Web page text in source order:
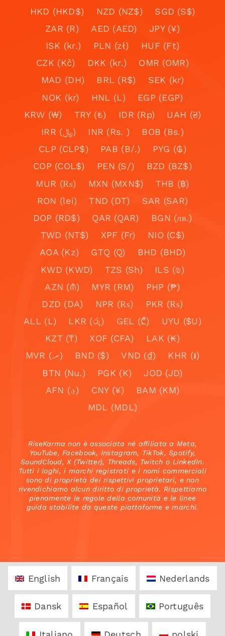
HKD (HKD$)
NZD (NZ$)
SGD (S$)
ZAR (R)
AED (AED)
JPY (¥)
ISK (kr.)
PLN (zł)
HUF (Ft)
CZK (Kč)
DKK (kr.)
OMR (OMR)
MAD (DH)
BRL (R$)
SEK (kr)
NOK (kr)
HNL (L)
EGP (EGP)
KRW (₩)
TRY (₺) IDR (Rp)
UAH (₴)
IRR (﷼)
INR (Rs. )
BOB (Bs.)
CLP (CLP$)
PAB (B/.)
PYG (₲)
COP (COL$)
PEN (S/)
BZD (BZ$)
MUR (₨)
MXN (MXN$)
THB (฿)
RON (lei)
TND (DT)
SAR (SAR)
DOP (RD$)
QAR (QAR)
BGN (лв.)
TWD (NT$)
XPF (Fr)
NIO (C$)
AOA (Kz)
GTQ (Q)
BHD (BHD)
KWD (KWD)
TZS (Sh)
ILS (₪)
AZN (₼)
MYR (RM)
PHP (₱)
DZD (DA)
NPR (₨)
PKR (₨)
ALL (L)
LKR (රු) GEL (₾)
UYU ($U)
KZT (₸)
XOF (CFA)
LAK (₭)
MVR (.ރ)
BND ($) VND (₫)
KHR (៛)
BTN (Nu.)
PGK (K)
JOD (JD)
AFN (؋)
CNY (¥)
BAM (KM)
MDL (MDL)
RiseKarma non è associata né affiliata a Meta,
YouTube, Facebook, Instagram, TikTok, Spotify,
SoundCloud, X (Twitter), Threads, Twitch o LinkedIn.
Tutti i loghi, i marchi registrati e i nomi commerciali
sono di proprietà dei rispettivi proprietari, e non
rivendichiamo alcun diritto di proprietà. Rispettiamo
pienamente le regole della comunità e le linee
guida stabilite da queste piattaforme e marchi.
English Français Nederlands
Dansk Español Português